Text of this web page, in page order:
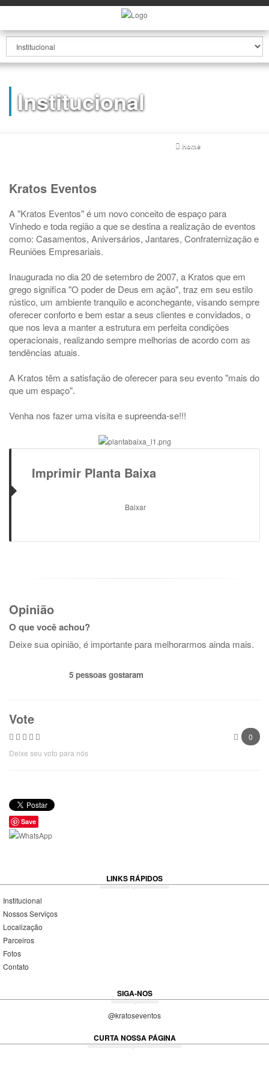
Institucional
Home
Kratos Eventos
A "Kratos Eventos" é um novo conceito de espaço para
Vinhedo e toda região a que se destina a realização de eventos
como: Casamentos, Aniversários, Jantares, Confraternização e
Reuniões Empresariais.
Inaugurada no dia 20 de setembro de 2007, a Kratos que em
grego significa "O poder de Deus em ação", traz em seu estilo
rústico, um ambiente tranquilo e aconchegante, visando sempre
oferecer conforto e bem estar a seus clientes e convidados, o
que nos leva a manter a estrutura em perfeita condições
operacionais, realizando sempre melhorias de acordo com as
tendências atuais.
A Kratos têm a satisfação de oferecer para seu evento "mais do
que um espaço".
Venha nos fazer uma visita e supreenda-se!!!
Imprimir Planta Baixa
Opinião
O que você achou?
Deixe sua opinião, é importante para melhorarmos ainda mais.
5 pessoas gostaram
Vote
0
Deixe seu voto para nós
Save
LINKS RÁPIDOS
Institucional
Nossos Serviços
Localização
Parceiros
Fotos
Contato
SIGA-NOS
@kratoseventos
CURTA NOSSA PÁGINA